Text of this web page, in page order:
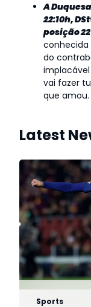
A
22:10h,
posição
conhecida
do
vai fazer
que amou.
Latest
Sports